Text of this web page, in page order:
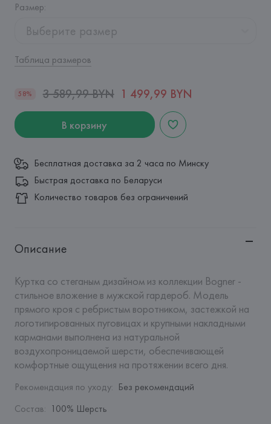
Размер:
Выберите размер
Таблица размеров
58% 3 589,99 BYN 1 499,99 BYN
В корзину
Бесплатная доставка за 2 часа по Минску
Быстрая доставка по Беларуси
Количество товаров без ограничений
Описание
Куртка со стеганым дизайном из коллекции Bogner -
стильное вложение в мужской гардероб. Модель
прямого кроя с ребристым воротником, застежкой на
логотипированных пуговицах и крупными накладными
карманами выполнена из натуральной
воздухопроницаемой шерсти, обеспечивающей
комфортные ощущения на протяжении всего дня.
Рекомендация по уходу: Без рекомендаций
Состав: 100% Шерсть